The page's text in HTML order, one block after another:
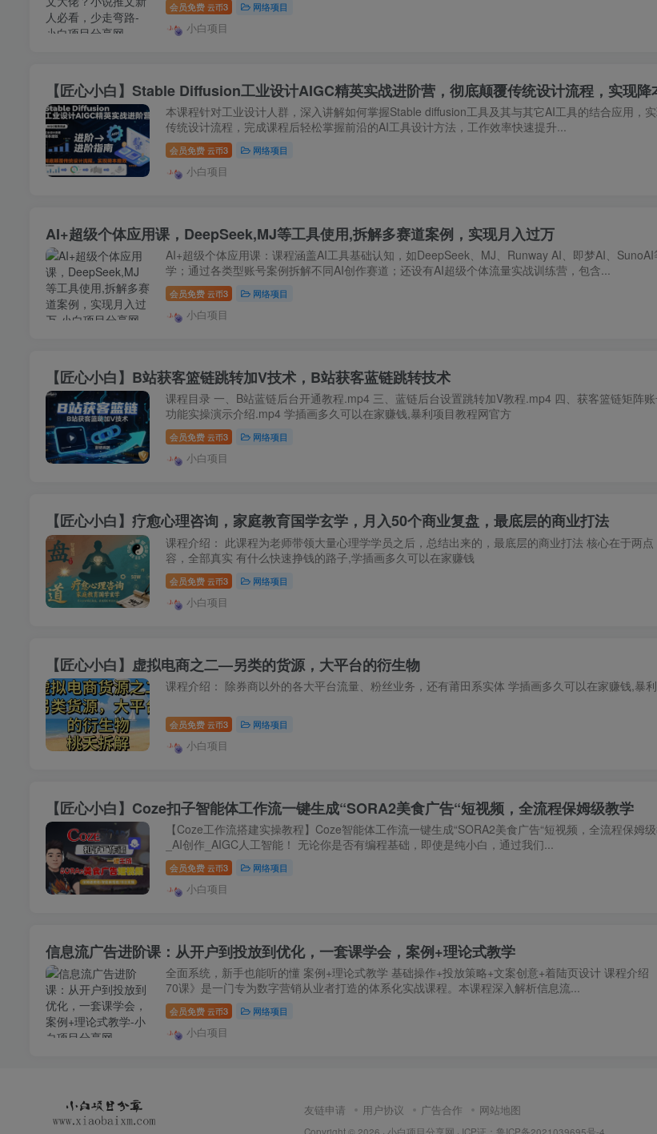
会员免费 云币3 网络项目
小白项目
【匠心小白】Stable Diffusion工业设计AIGC精英实战进阶营，彻底颠覆传统设计流程，实现降
本课程针对工业设计人群，深入讲解如何掌握Stable diffusion工具及其与其它AI工具的结合应用，
传统设计流程，完成课程后轻松掌握前沿的AI工具设计方法，工作效率快速提升...
会员免费 云币3 网络项目
小白项目
AI+超级个体应用课，DeepSeek,MJ等工具使用,拆解多赛道案例，实现月入过万
AI+超级个体应用课：课程涵盖AI工具基础认知，如DeepSeek、MJ、Runway AI、即梦AI、
学；通过各类型账号案例拆解不同AI创作赛道；还设有AI超级个体流量实战训练营，包含...
会员免费 云币3 网络项目
小白项目
【匠心小白】B站获客篮链跳转加V技术，B站获客蓝链跳转技术
课程目录 一、B站蓝链后台开通教程.mp4 三、蓝链后台设置跳转加V教程.mp4 四、获客篮链矩阵账
功能实操演示介绍.mp4 学插画多久可以在家赚钱,暴利项目教程网官方
会员免费 云币3 网络项目
小白项目
【匠心小白】疗愈心理咨询，家庭教育国学玄学，月入50个商业复盘，最底层的商业打法
课程介绍： 此课程为老师带领大量心理学学员之后，总结出来的，最底层的商业打法 核心在于两
容，全部真实 有什么快速挣钱的路子,学插画多久可以在家赚钱
会员免费 云币3 网络项目
小白项目
【匠心小白】虚拟电商之二—另类的货源，大平台的衍生物
课程介绍： 除券商以外的各大平台流量、粉丝业务，还有莆田系实体 学插画多久可以在家赚钱,暴
会员免费 云币3 网络项目
小白项目
【匠心小白】Coze扣子智能体工作流一键生成“SORA2美食广告“短视频，全流程保姆级教学
【Coze工作流搭建实操教程】Coze智能体工作流一键生成“SORA2美食广告“短视频，全流程保姆
_AI创作_AIGC人工智能！ 无论你是否有编程基础，即使是纯小白，通过我们...
会员免费 云币3 网络项目
小白项目
信息流广告进阶课：从开户到投放到优化，一套课学会，案例+理论式教学
全面系统，新手也能听的懂 案例+理论式教学 基础操作+投放策略+文案创意+着陆页设计 课程介绍
70课》是一门专为数字营销从业者打造的体系化实战课程。本课程深入解析信息流...
会员免费 云币3 网络项目
小白项目
友链申请 用户协议 广告合作 网站地图
Copyright © 2026 · 小白项目分享网 · ICP证： 鲁ICP备2021039695号-4